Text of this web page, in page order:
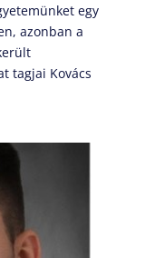
egy
azonban a
tagjai Kovács